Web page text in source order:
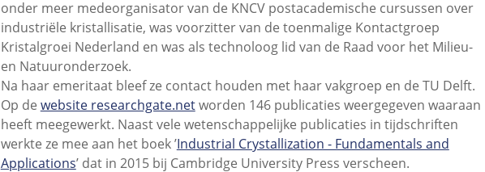
onder meer medeorganisator van de KNCV postacademische cursussen over
industriële kristallisatie, was voorzitter van de toenmalige Kontactgroep
Kristalgroei Nederland en was als technoloog lid van de Raad voor het Milieu-
en Natuuronderzoek.
Na haar emeritaat bleef ze contact houden met haar vakgroep en de TU Delft.
Op de website researchgate.networden 146 publicaties weergegeven waaraan
heeft meegewerkt. Naast vele wetenschappelijke publicaties in tijdschriften
werkte ze mee aan het boek ’Industrial Crystallization - Fundamentals and
Applications’ dat in 2015 bij Cambridge University Press verscheen.